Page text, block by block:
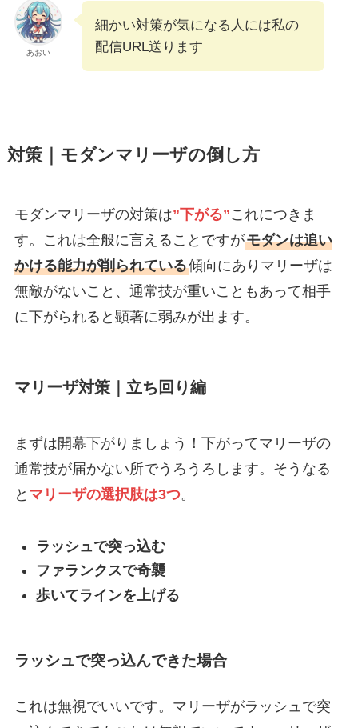
あおい
細かい対策が気になる人には私の
配信URL送ります
対策｜モダンマリーザの倒し方
モダンマリーザの対策は”下がる”これにつきま
す。これは全般に言えることですがモダンは追い
かける能力が削られている傾向にありマリーザは
無敵がないこと、通常技が重いこともあって相手
に下がられると顕著に弱みが出ます。
マリーザ対策｜立ち回り編
まずは開幕下がりましょう！下がってマリーザの
通常技が届かない所でうろうろします。そうなる
と マリーザの選択肢は3つ。
ラッシュで突っ込む
ファランクスで奇襲
歩いてラインを上げる
ラッシュで突っ込んできた場合
これは無視でいいです。マリーザがラッシュで突